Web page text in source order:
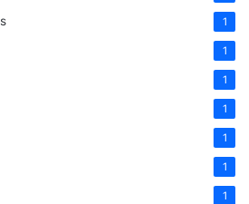
1
1
1
1
1
1
1